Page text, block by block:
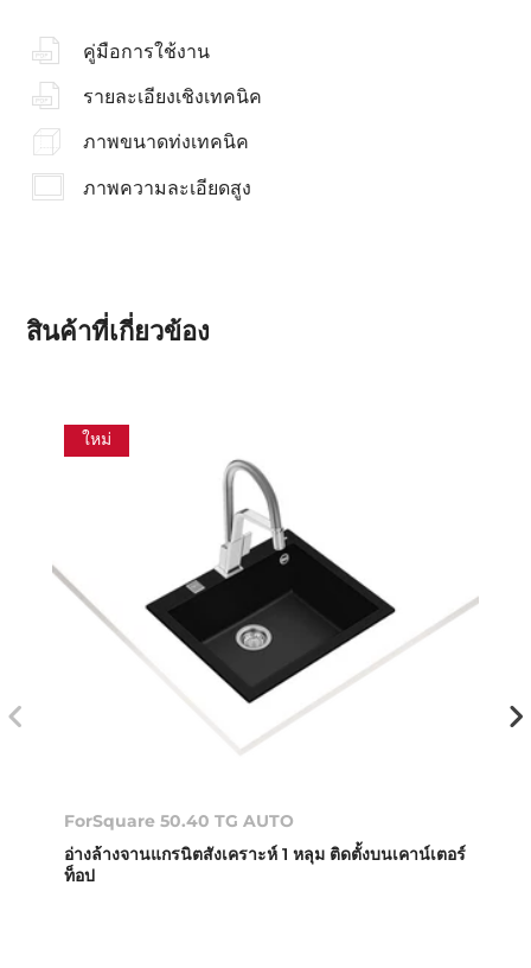
คู่มือการใช้งาน
รายละเอียงเชิงเทคนิค
ภาพขนาดท่งเทคนิค
ภาพความละเอียดสูง
สินค้าที่เกี่ยวข้อง
ใหม่
ForSquare 50.40 TG AUTO
อ่างล้างจานแกรนิตสังเคราะห์ 1 หลุม ติดตั้งบนเคาน์เตอร์
ท็อป